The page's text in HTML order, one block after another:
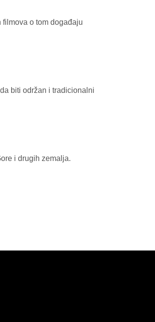
o tom događaju
biti održan i tradicionalni
i drugih zemalja.